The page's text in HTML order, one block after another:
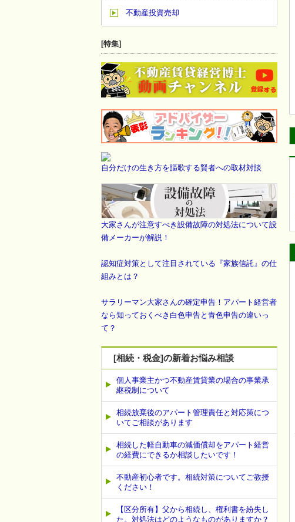
不動産投資売却
[特集]
自分だけの生き方を謳歌する賢者への取材対談
大家さんが注意すべき設備故障の対処法について設
備メーカーが解説！
認知症対策として注目されている『家族信託』の仕
組みとは？
サラリーマン大家さんの確定申告！アパート経営者
なら知っておくべき白色申告と青色申告の違いっ
て？
[相続・税金]の新着お悩み相談
個人事業主かつ不動産賃貸業の場合の事業承
継税制について
相続放棄後のアパート管理責任と対応策につ
いてご相談があります
相続した軽自動車の減価償却をアパート経営
の経費にできるか相談したいです！
不動産初心者です。相続対策についてご教授
ください！
【区分所有】父から相続し、権利書を紛失し
た。対処法はどのようなものがありますか？